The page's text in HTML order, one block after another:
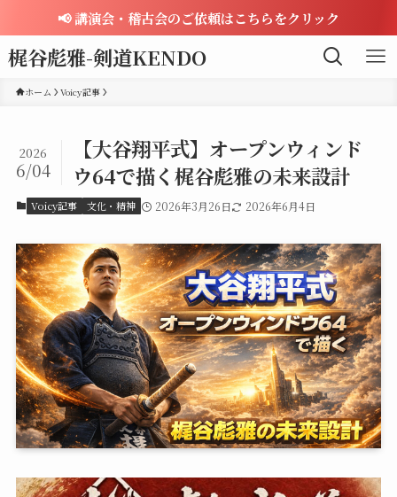
📢 講演会・稽古会のご依頼はこちらをクリック
梶谷彪雅-剣道KENDO
ホーム Voicy記事
【大谷翔平式】オープンウィンド
ウ64で描く梶谷彪雅の未来設計
2026
6/04
Voicy記事 文化・精神 2026年3月26日 2026年6月4日